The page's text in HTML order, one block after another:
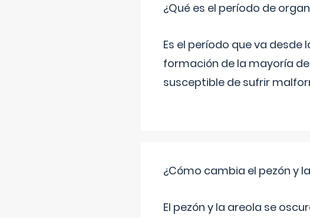
¿Qué es el período de
Es el período que va desde
formación de la mayoría
susceptible de sufrir
¿Cómo cambia el pezón y
El pezón y la areola se